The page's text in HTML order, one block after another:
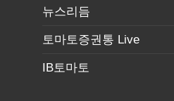
뉴스리듬
토마토증권통 Live
IB토마토